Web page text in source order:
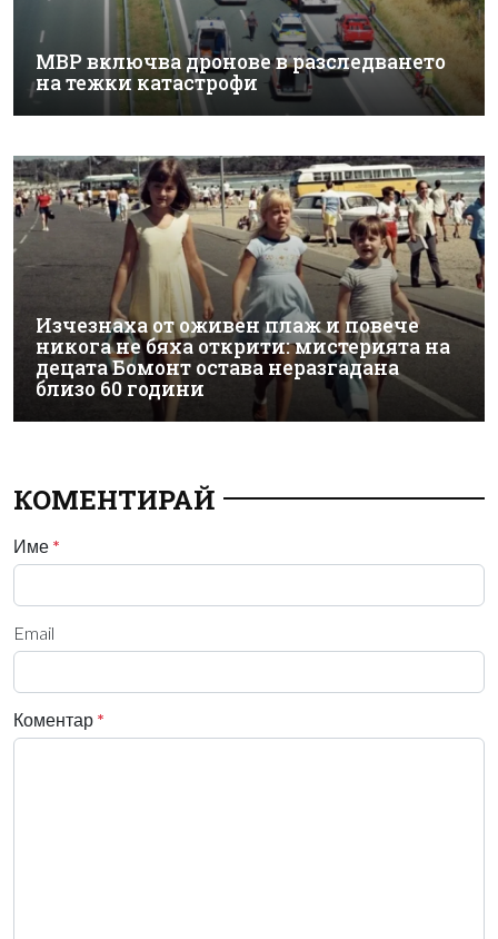
МВР включва дронове в разследването
на тежки катастрофи
Изчезнаха от оживен плаж и повече
никога не бяха открити: мистерията на
децата Бомонт остава неразгадана
близо 60 години
КОМЕНТИРАЙ
Име *
Email
Коментар *